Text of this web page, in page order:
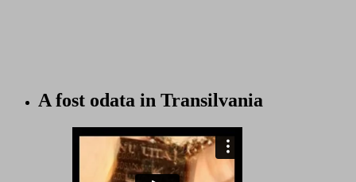
A fost odata in Transilvania